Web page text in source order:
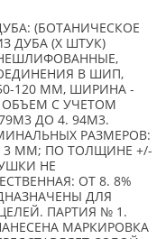
(БОТАНИЧЕСКОЕ
ДУБА (X ШТУК)
В ШИП,
120 ММ, ШИРИНА -
ОБЪЕМ С УЧЕТОМ
ДО 4. 94М3.
РАЗМЕРОВ:
ММ; ПО ТОЛЩИНЕ +/-
НЕ
ОТ 8. 8%
ДЛЯ
ПАРТИЯ № 1.
МАРКИРОВКА